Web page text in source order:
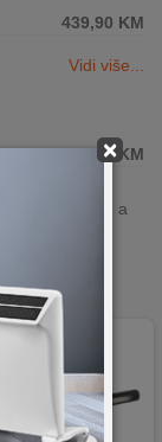
×
439,90 KM
Vidi više...
439,90KM
isti dan, a